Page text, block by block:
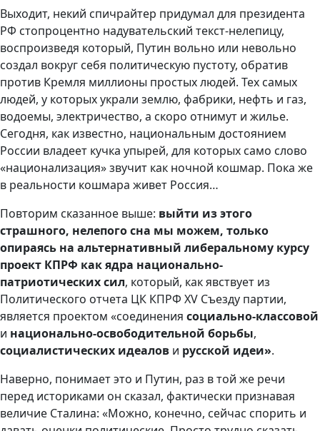
Выходит, некий спичрайтер придумал для президента
РФ стопроцентно надувательский текст-нелепицу,
воспроизведя который, Путин вольно или невольно
создал вокруг себя политическую пустоту, обратив
против Кремля миллионы простых людей. Тех самых
людей, у которых украли землю, фабрики, нефть и газ,
водоемы, электричество, а скоро отнимут и жилье.
Сегодня, как известно, национальным достоянием
России владеет кучка упырей, для которых само слово
«национализация» звучит как ночной кошмар. Пока же
в реальности кошмара живет Россия…
Повторим сказанное выше: выйти из этого
страшного, нелепого сна мы можем, только
опираясь на альтернативный либеральному курсу
проект КПРФ как ядра национально-
патриотических сил, который, как явствует из
Политического отчета ЦК КПРФ XV Съезду партии,
является проектом «соединения социально-классовой
и национально-освободительной борьбы,
социалистических идеалов и русской идеи».
Наверно, понимает это и Путин, раз в той же речи
перед историками он сказал, фактически признавая
величие Сталина: «Можно, конечно, сейчас спорить и